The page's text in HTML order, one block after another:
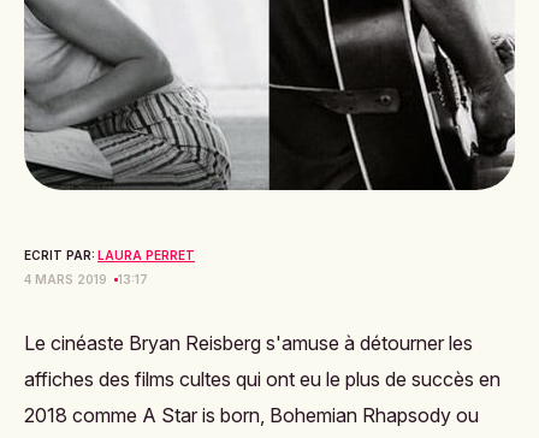
ECRIT PAR: LAURA PERRET
4 MARS 2019
13:17
Le cinéaste Bryan Reisberg s'amuse à détourner les
affiches des films cultes qui ont eu le plus de succès en
2018 comme A Star is born, Bohemian Rhapsody ou